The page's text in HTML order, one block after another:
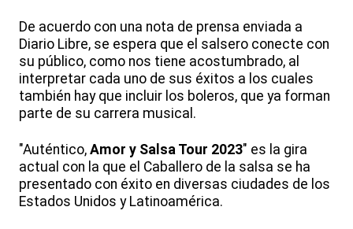
De acuerdo con una nota de prensa enviada a
Diario Libre, se espera que el salsero conecte con
su público, como nos tiene acostumbrado, al
interpretar cada uno de sus éxitos a los cuales
también hay que incluir los boleros, que ya forman
parte de su carrera musical.
"Auténtico, Amor y Salsa Tour 2023" es la gira
actual con la que el Caballero de la salsa se ha
presentado con éxito en diversas ciudades de los
Estados Unidos y Latinoamérica.